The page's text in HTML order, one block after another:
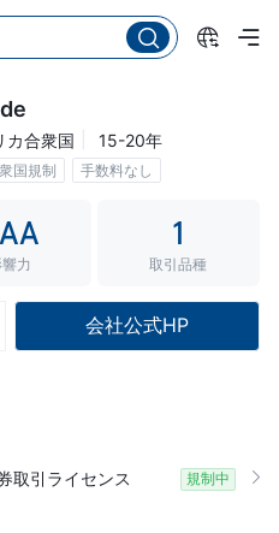
カ合衆国 15-20年
国規制 手数料なし
力
1
取引品種
会社公式HP
取引ライセンス 規制中